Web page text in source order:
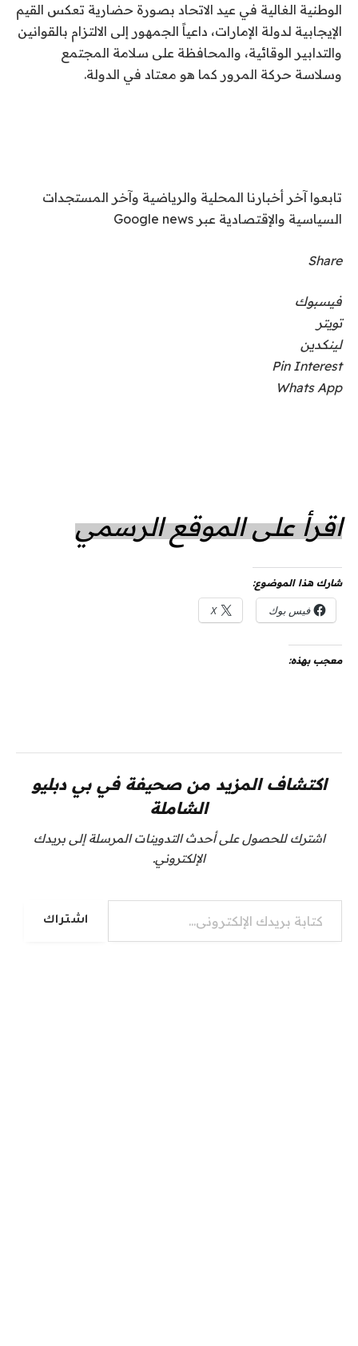
الوطنية الغالية في عيد الاتحاد بصورة حضارية تعكس القيم
الإيجابية لدولة الإمارات، داعياً الجمهور إلى الالتزام بالقوانين
والتدابير الوقائية، والمحافظة على سلامة المجتمع
وسلاسة حركة المرور كما هو معتاد في الدولة.
تابعوا آخر أخبارنا المحلية والرياضية وآخر المستجدات
السياسية والإقتصادية عبر Google news
Share
فيسبوك
تويتر
لينكدين
Pin Interest
Whats App
اقرأ على الموقع الرسمي
شارك هذا الموضوع:
فيس بوك X
معجب بهذه:
اكتشاف المزيد من صحيفة في بي دبليو
الشاملة
اشترك للحصول على أحدث التدوينات المرسلة إلى بريدك
الإلكتروني.
كتابة بريدك الإلكتروني...
اشتراك